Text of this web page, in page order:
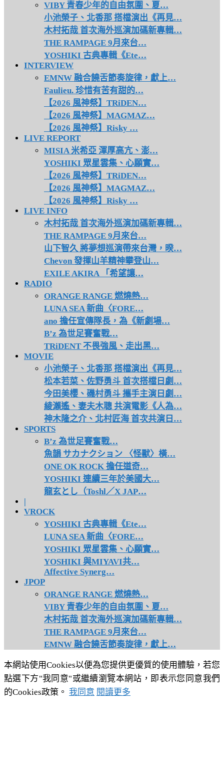
VIBY 青春少年的自由氛圍、夏…
小池榮子、北香那 搭檔演出《再見…
木村拓哉 首次海外巡演加碼新專輯…
THE RAMPAGE 9月來台…
YOSHIKI 古典專輯《Ete…
INTERVIEW
EMNW 融合饒舌節奏旋律，獻上…
Faulieu. 珍惜有苦有甜的…
【2026 風神祭】TRiDEN…
【2026 風神祭】MAGMAZ…
【2026 風神祭】Risky …
LIVE REPORT
MISIA 米希亞 渾厚高亢、澎…
YOSHIKI 眾星雲集、心願實…
【2026 風神祭】TRiDEN…
【2026 風神祭】MAGMAZ…
【2026 風神祭】Risky …
LIVE INFO
木村拓哉 首次海外巡演加碼新專輯…
THE RAMPAGE 9月來台…
山下智久 將夢想巡演帶來台灣，暌…
Chevon 發揮山羊精神攀登山…
EXILE AKIRA 「希望讓…
RADIO
ORANGE RANGE 燃燒熱…
LUNA SEA 新曲〈FORE…
ano 擔任宣傳隊長，為《新劇場…
B’z 為世足賽奮戰…
TRiDENT 不畏強風、走出黑…
MOVIE
小池榮子、北香那 搭檔演出《再見…
松本若菜、佐野勇斗 首次搭檔日劇…
今田美櫻、磯村勇斗 攜手主演日劇…
綾瀨遙、妻夫木聰 共演電影《人為…
神木隆之介、北村匠海 首次共演日…
SPORTS
B’z 為世足賽奮戰…
魚韻 サカナクション 〈怪獸〉橫…
ONE OK ROCK 擔任道奇…
YOSHIKI 連續三年於美國大…
龍玄とし（Toshl／X JAP…
VROCK
YOSHIKI 古典專輯《Ete…
LUNA SEA 新曲〈FORE…
YOSHIKI 眾星雲集、心願實…
YOSHIKI 與MIYAVI共…
Affective Synerg…
JPOP
ORANGE RANGE 燃燒熱…
VIBY 青春少年的自由氛圍、夏…
木村拓哉 首次海外巡演加碼新專輯…
THE RAMPAGE 9月來台…
EMNW 融合饒舌節奏旋律，獻上…
本網站使用Cookies以便為您提供更優質的使用體驗，若您
點選下方"我同意"或繼續瀏覽本網站，即表示您同意我們
的Cookies政策。 我同意 閱讀更多